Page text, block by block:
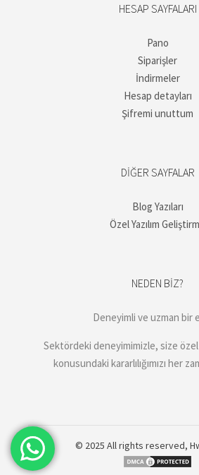
HESAP SAYFALARI
Pano
Siparişler
İndirmeler
Hesap detayları
Şifremi unuttum
DIĞER SAYFALAR
Blog Yazıları
Özel Yazılım
NEDEN BIZ?
Deneyimli ve uzman bir
Sektördeki deneyimimizle, size
konusundaki kararlılığımızı her
© 2025 All rights reserved,